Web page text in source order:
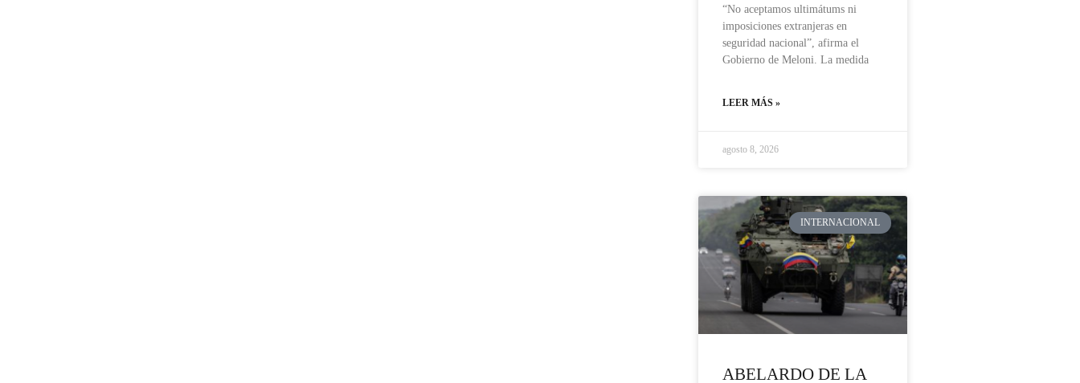
“No aceptamos ultimátums ni
imposiciones extranjeras en
seguridad nacional”, afirma el
Gobierno de Meloni. La medida
LEER MÁS »
agosto 8, 2026
INTERNACIONAL
ABELARDO DE LA